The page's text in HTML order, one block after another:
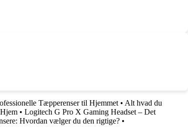
Tæpperenser til Hjemmet• Alt hvad du
• Logitech G Pro X Gaming Headset – Det
Hvordan vælger du den rigtige? •